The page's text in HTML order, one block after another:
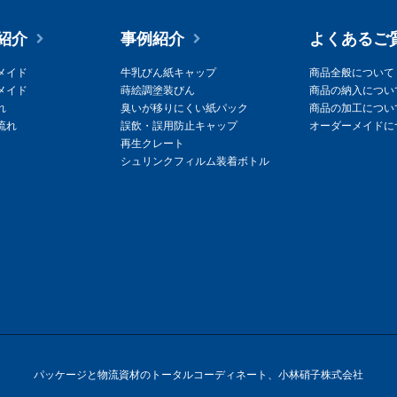
介
イド
イド
れ
事例紹介
牛乳びん紙キャップ
蒔絵調塗装びん
臭いが移りにくい紙パック
誤飲・誤用防止キャップ
再生クレート
シュリンクフィルム装着ボトル
よくあるご
商品全般について
商品の納入につい
商品の加工につい
オーダーメイドに
パッケージと物流資材のトータルコーディネート、小林硝子株式会社